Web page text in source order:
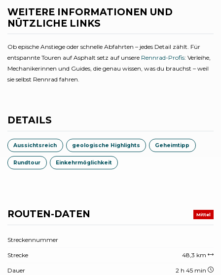
WEITERE INFORMATIONEN UND
NÜTZLICHE LINKS
Ob epische Anstiege oder schnelle Abfahrten – jedes Detail zählt. Für
entspannte Touren auf Asphalt setz auf unsere Rennrad-Profis: Verleihe,
Mechanikerinnen und Guides, die genau wissen, was du brauchst – weil
sie selbst Rennrad fahren.
DETAILS
Aussichtsreich geologische Highlights Geheimtipp
Rundtour Einkehrmöglichkeit
ROUTEN-DATEN Mittel
Streckennummer
Strecke 48,3 km
Dauer 2 h 45 min